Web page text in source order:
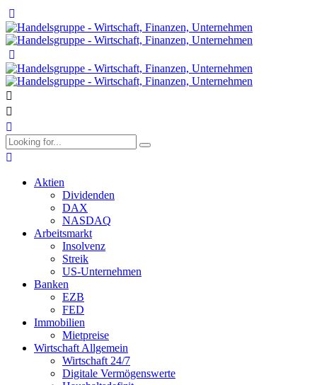
Aktien
Dividenden
DAX
NASDAQ
Arbeitsmarkt
Insolvenz
Streik
US-Unternehmen
Banken
EZB
FED
Immobilien
Mietpreise
Wirtschaft Allgemein
Wirtschaft 24/7
Digitale Vermögenswerte